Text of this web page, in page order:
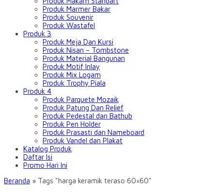
Produk Marmer Bakar
Produk Souvenir
Produk Wastafel
Produk 3
Produk Meja Dan Kursi
Produk Nisan – Tombstone
Produk Material Bangunan
Produk Motif Inlay
Produk Mix Logam
Produk Trophy Piala
Produk 4
Produk Parquete Mozaik
Produk Patung Dan Relief
Produk Pedestal dan Bathub
Produk Pen Holder
Produk Prasasti dan Nameboard
Produk Vandel dan Plakat
Katalog Produk
Daftar Isi
Promo Hari Ini
Beranda » Tags "harga keramik teraso 60×60"